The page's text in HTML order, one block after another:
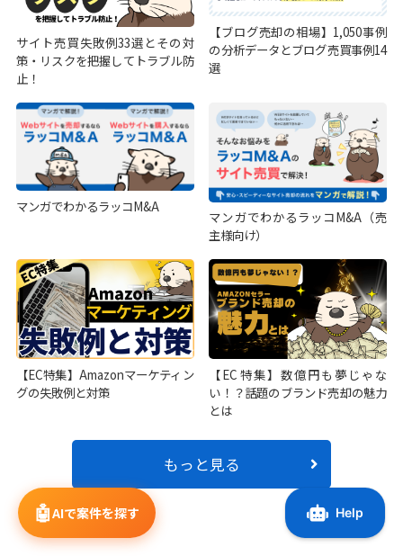
サイト売買失敗例33選とその対
策・リスクを把握してトラブル防
止！
【ブログ売却の相場】1,050事例
の分析データとブログ売買事例14
選
マンガでわかるラッコM&A
マンガでわかるラッコM&A（売
主様向け）
【EC特集】Amazonマーケティン
グの失敗例と対策
【EC特集】数億円も夢じゃな
い！？話題のブランド売却の魅力
とは
もっと見る
🤖AIで案件を探す